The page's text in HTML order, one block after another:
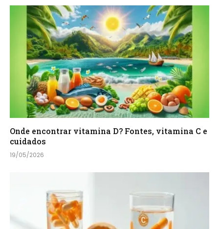
Onde encontrar vitamina D? Fontes, vitamina C e
cuidados
19/05/2026